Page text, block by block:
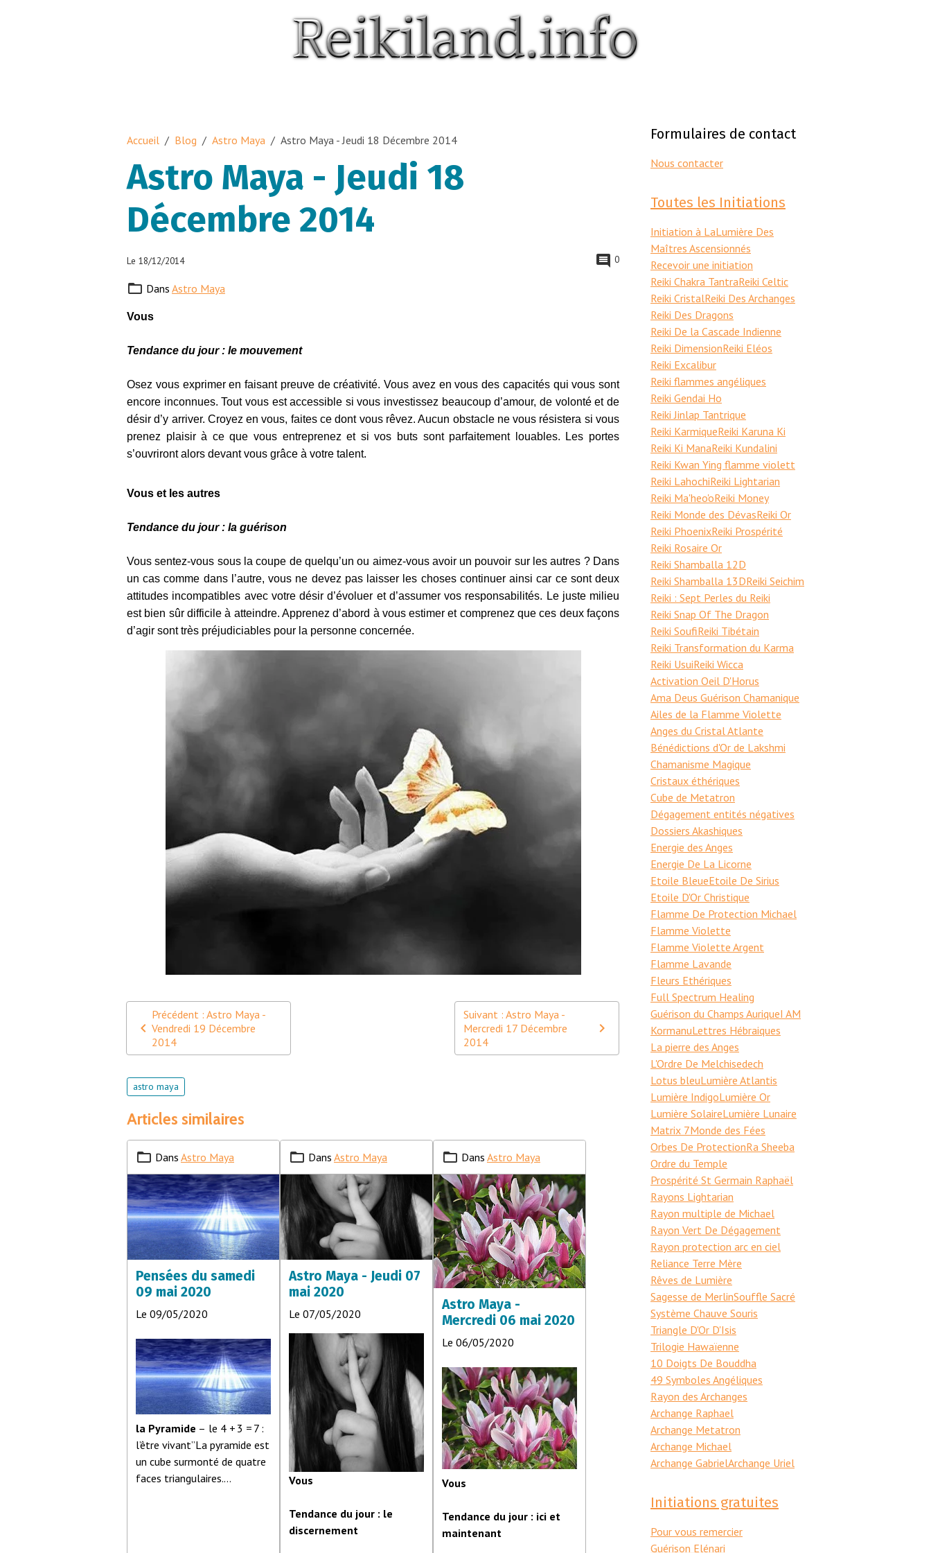
Accueil Blog Astro Maya Astro Maya - Jeudi 18 Décembre 2014
Astro Maya - Jeudi 18
Décembre 2014
Le 18/12/2014 0
Dans Astro Maya
Vous
Tendance du jour : le mouvement
Osez vous exprimer en faisant preuve de créativité. Vous avez en vous des capacités qui vous sont
encore inconnues. Tout vous est accessible si vous investissez beaucoup d’amour, de volonté et de
désir d’y arriver. Croyez en vous, faites ce dont vous rêvez. Aucun obstacle ne vous résistera si vous
prenez plaisir à ce que vous entreprenez et si vos buts sont parfaitement louables. Les portes
s’ouvriront alors devant vous grâce à votre talent.
Vous et les autres
Tendance du jour : la guérison
Vous sentez-vous sous la coupe de quelqu’un ou aimez-vous avoir un pouvoir sur les autres ? Dans
un cas comme dans l’autre, vous ne devez pas laisser les choses continuer ainsi car ce sont deux
attitudes incompatibles avec votre désir d’évoluer et d’assumer vos responsabilités. Le juste milieu
est bien sûr difficile à atteindre. Apprenez d’abord à vous estimer et comprenez que ces deux façons
d’agir sont très préjudiciables pour la personne concernée.
Précédent : Astro Maya -
Vendredi 19 Décembre
2014
Suivant : Astro Maya -
Mercredi 17 Décembre
2014
astro maya
Articles similaires
Dans Astro Maya
Pensées du samedi
09 mai 2020
Le 09/05/2020
la Pyramide – le 4 + 3 = 7 :
l’être vivant”La pyramide est
un cube surmonté de quatre
faces triangulaires.
Dans Astro Maya
Astro Maya - Jeudi 07
mai 2020
Le 07/05/2020
Vous
Tendance du jour : le
discernement
Dans Astro Maya
Astro Maya -
Mercredi 06 mai 2020
Le 06/05/2020
Vous
Tendance du jour : ici et
maintenant
Formulaires de contact
Nous contacter
Toutes les Initiations
Initiation à LaLumière Des
Maîtres Ascensionnés
Recevoir une initiation
Reiki Chakra TantraReiki Celtic
Reiki CristalReiki Des Archanges
Reiki Des Dragons
Reiki De la Cascade Indienne
Reiki DimensionReiki Eléos
Reiki Excalibur
Reiki flammes angéliques
Reiki Gendai Ho
Reiki Jinlap Tantrique
Reiki KarmiqueReiki Karuna Ki
Reiki Ki ManaReiki Kundalini
Reiki Kwan Ying flamme violett
Reiki LahochiReiki Lightarian
Reiki Ma'heo'oReiki Money
Reiki Monde des DévasReiki Or
Reiki PhoenixReiki Prospérité
Reiki Rosaire Or
Reiki Shamballa 12D
Reiki Shamballa 13DReiki Seichim
Reiki : Sept Perles du Reiki
Reiki Snap Of The Dragon
Reiki SoufiReiki Tibétain
Reiki Transformation du Karma
Reiki UsuiReiki Wicca
Activation Oeil D'Horus
Ama Deus Guérison Chamanique
Ailes de la Flamme Violette
Anges du Cristal Atlante
Bénédictions d'Or de Lakshmi
Chamanisme Magique
Cristaux éthériques
Cube de Metatron
Dégagement entités négatives
Dossiers Akashiques
Energie des Anges
Energie De La Licorne
Etoile BleueEtoile De Sirius
Etoile D'Or Christique
Flamme De Protection Michael
Flamme Violette
Flamme Violette Argent
Flamme Lavande
Fleurs Ethériques
Full Spectrum Healing
Guérison du Champs AuriqueI AM
KormanuLettres Hébraiques
La pierre des Anges
L'Ordre De Melchisedech
Lotus bleuLumière Atlantis
Lumière IndigoLumière Or
Lumière SolaireLumière Lunaire
Matrix 7Monde des Fées
Orbes De ProtectionRa Sheeba
Ordre du Temple
Prospérité St Germain Raphaël
Rayons Lightarian
Rayon multiple de Michael
Rayon Vert De Dégagement
Rayon protection arc en ciel
Reliance Terre Mère
Rêves de Lumière
Sagesse de MerlinSouffle Sacré
Système Chauve Souris
Triangle D'Or D'Isis
Trilogie Hawaïenne
10 Doigts De Bouddha
49 Symboles Angéliques
Rayon des Archanges
Archange Raphael
Archange Metatron
Archange Michael
Archange GabrielArchange Uriel
Initiations gratuites
Pour vous remercier
Guérison Elénari